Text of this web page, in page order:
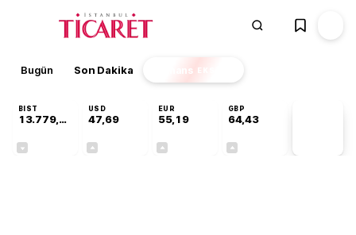
Bugün Son Dakika Finans EKSTRA
BIST
13.779,39
USD
47,69
EUR
55,19
GBP
64,43